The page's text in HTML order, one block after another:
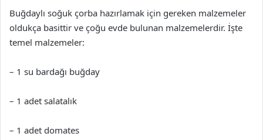
Buğdaylı soğuk çorba hazırlamak için gereken malzemeler
oldukça basittir ve çoğu evde bulunan malzemelerdir. İşte
temel malzemeler:
– 1 su bardağı buğday
– 1 adet salatalık
– 1 adet domates